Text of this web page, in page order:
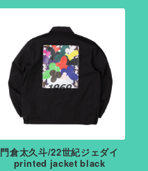
門倉太久斗/22世紀ジェダイ
printed jacket black